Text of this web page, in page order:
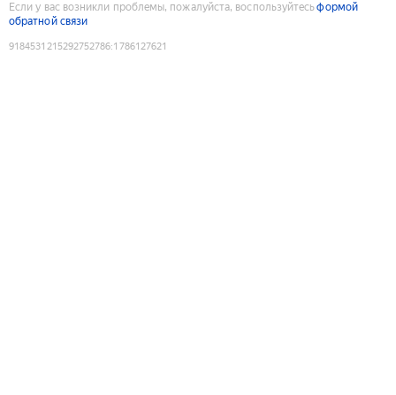
Если у вас возникли проблемы, пожалуйста, воспользуйтесьформой
обратной связи
9184531215292752786:1786127621